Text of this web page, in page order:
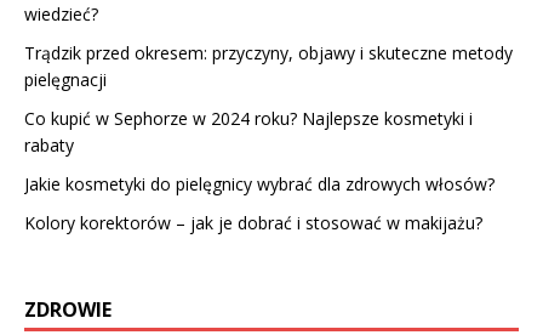
wiedzieć?
Trądzik przed okresem: przyczyny, objawy i skuteczne metody
pielęgnacji
Co kupić w Sephorze w 2024 roku? Najlepsze kosmetyki i
rabaty
Jakie kosmetyki do pielęgnicy wybrać dla zdrowych włosów?
Kolory korektorów – jak je dobrać i stosować w makijażu?
ZDROWIE